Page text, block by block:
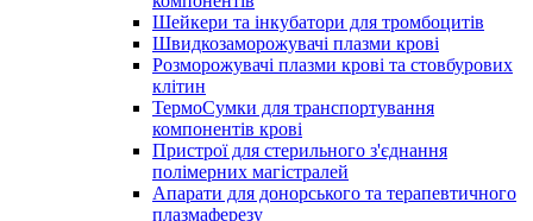
Шейкери та інкубатори для тромбоцитів
Швидкозаморожувачі плазми крові
Розморожувачі плазми крові та стовбурових
клітин
ТермоСумки для транспортування
компонентів крові
Пристрої для стерильного з'єднання
полімерних магістралей
Апарати для донорського та терапевтичного
плазмаферезу